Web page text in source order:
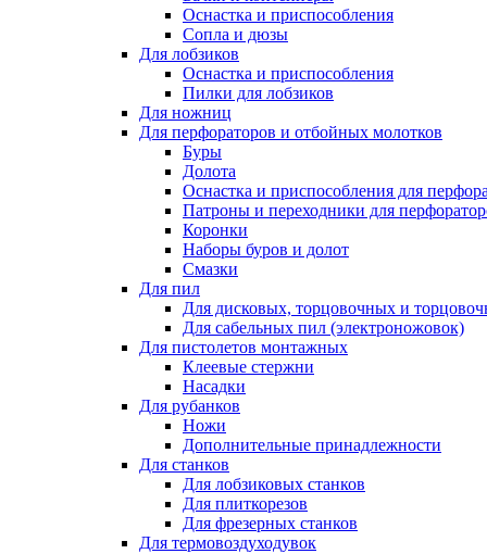
Оснастка и приспособления
Сопла и дюзы
Для лобзиков
Оснастка и приспособления
Пилки для лобзиков
Для ножниц
Для перфораторов и отбойных молотков
Буры
Долота
Оснастка и приспособления для
Патроны и переходники для
Коронки
Наборы буров и долот
Смазки
Для пил
Для дисковых, торцовочных и
Для сабельных пил (электроножовок)
Для пистолетов монтажных
Клеевые стержни
Насадки
Для рубанков
Ножи
Дополнительные принадлежности
Для станков
Для лобзиковых станков
Для плиткорезов
Для фрезерных станков
Для термовоздуходувок